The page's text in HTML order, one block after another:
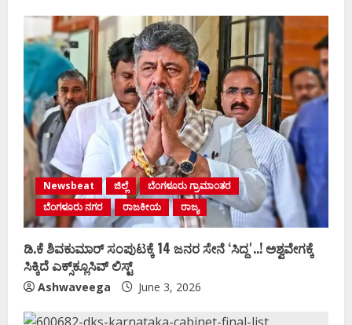
Newsbeat ಜಿಲ್ಲೆ
ಬೆಂಗಳೂರು ಗ್ರಾಮಾಂತರ
ಬೆಂಗಳೂರು ನಗರ
ರಾಜಕೀಯ ರಾಜ್ಯ
ಡಿ.ಕೆ ಶಿವಕುಮಾರ್‌ ಸಂಪುಟಕ್ಕೆ 14 ಜನರ ಸೇನೆ ʻಸಿದ್ದʼ..! ಅಶ್ವವೇಗಕ್ಕೆ
ಸಿಕ್ಕಿದೆ ಎಕ್ಸ್‌ಕ್ಲೂಸಿವ್‌ ಲಿಸ್ಟ್‌
Ashwaveega June 3, 2026